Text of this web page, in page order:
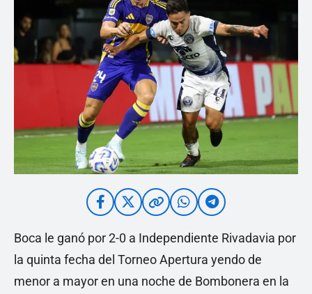
Boca le ganó por 2-0 a Independiente Rivadavia por
la quinta fecha del Torneo Apertura yendo de
menor a mayor en una noche de Bombonera en la